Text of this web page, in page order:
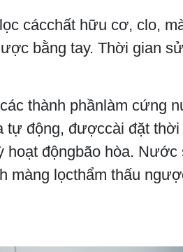
cácchất hữu cơ, clo,
bằng tay. Thời gian
thành phầnlàm cứng
động, đượccài đặt
hoạt độngbão hòa.
màng lọcthẩm thấu